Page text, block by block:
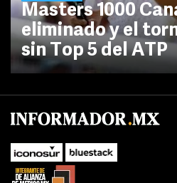
Masters 1000
eliminado y el
sin Top 5 del ATP